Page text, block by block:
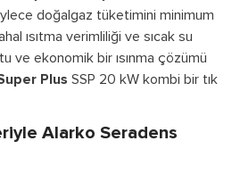
doğalgaz tüketimini minimum
ısıtma verimliliği ve sıcak su
ve ekonomik bir ısınma çözümü
Plus SSP 20 kW kombi bir tık
Alarko Seradens